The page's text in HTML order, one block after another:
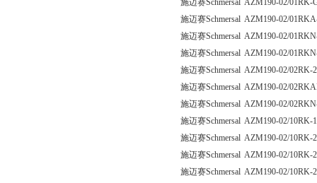
施迈赛Schmersal AZM190-02/01RK-
施迈赛Schmersal AZM190-02/
施迈赛Schmersal AZM190-02/
施迈赛Schmersal AZM190-02/
施迈赛Schmersal AZM190-02/02RK-
施迈赛Schmersal AZM190-02/
施迈赛Schmersal AZM190-02/
施迈赛Schmersal AZM190-02/10RK-
施迈赛Schmersal AZM190-02/10RK-
施迈赛Schmersal AZM190-02/10RK-
施迈赛Schmersal AZM190-02/10RK-